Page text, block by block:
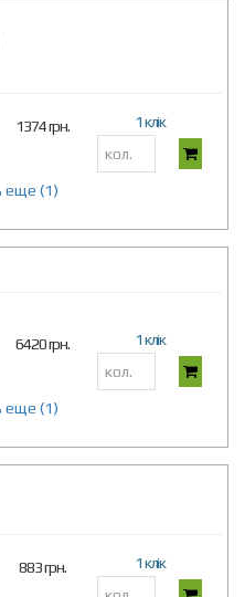
1374 грн. 1 клік
Показать еще (1)
6420 грн. 1 клік
Показать еще (1)
883 грн. 1 клік